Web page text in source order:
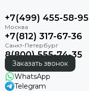
+7(499) 455-58-95
+7(812) 317-67-36
8(800) 555-74-35
Заказать звонок
WhatsApp
Telegram